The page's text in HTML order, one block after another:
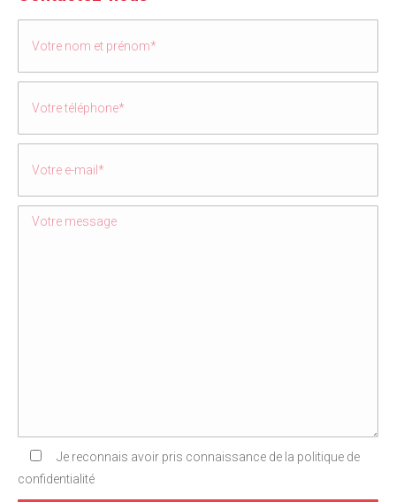
Je reconnais avoir pris connaissance de la politique de
confidentialité